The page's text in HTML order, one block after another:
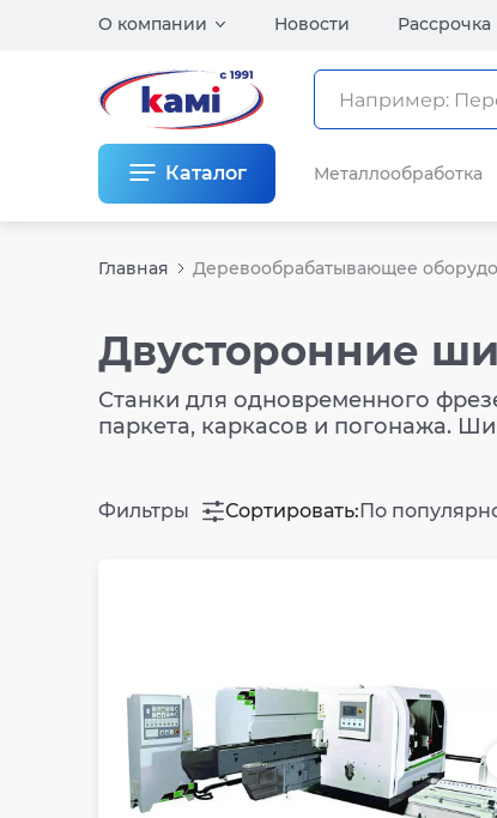
О компании Новости Рассрочка
Каталог Металлообработка
Главная Деревообрабатывающее
Двусторонние
Станки для одновременного
паркета, каркасов и погонажа.
Фильтры Сортировать:По